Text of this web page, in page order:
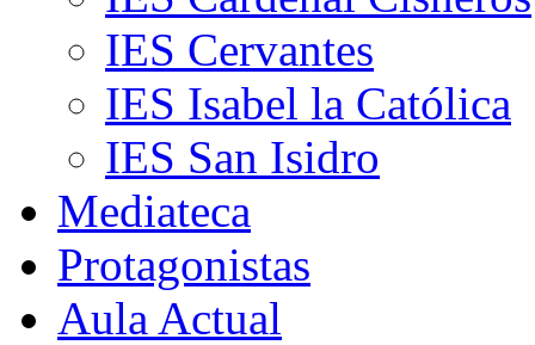
IES Cervantes
IES Isabel la Católica
IES San Isidro
Mediateca
Protagonistas
Aula Actual